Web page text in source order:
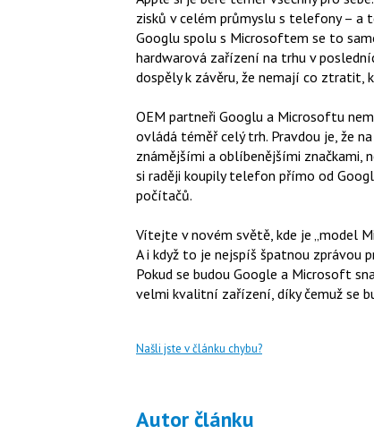
zisků v celém průmyslu s telefony – a
Googlu spolu s Microsoftem se to
hardwarová zařízení na trhu v
dospěly k závěru, že nemají co ztratit,
OEM partneři Googlu a Microsoftu
ovládá téměř celý trh. Pravdou je, že
známějšími a oblíbenějšími značkami,
si raději koupily telefon přímo od
počítačů.
Vítejte v novém světě, kde je „model
A i když to je nejspíš špatnou zprávou
Pokud se budou Google a Microsoft
velmi kvalitní zařízení, díky čemuž se
Našli jste v článku chybu?
Autor článku